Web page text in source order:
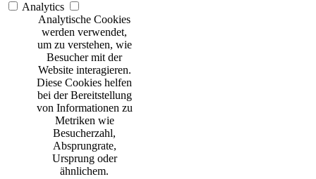
Analytics
Analytische Cookies
werden verwendet,
um zu verstehen, wie
Besucher mit der
Website interagieren.
Diese Cookies helfen
bei der Bereitstellung
von Informationen zu
Metriken wie
Besucherzahl,
Absprungrate,
Ursprung oder
ähnlichem.